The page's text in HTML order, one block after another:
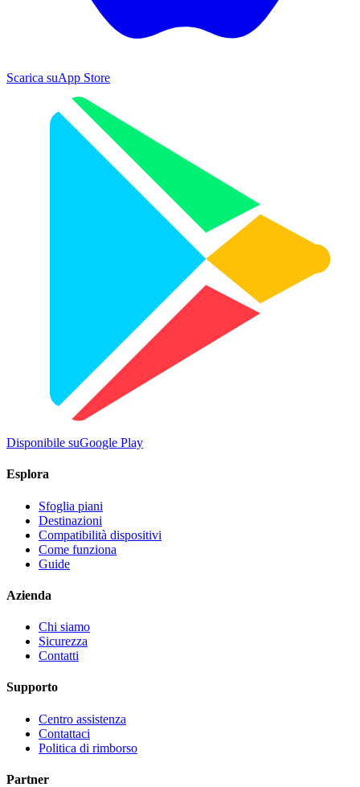
Scarica suApp Store
Disponibile suGoogle Play
Esplora
Sfoglia piani
Destinazioni
Compatibilità dispositivi
Come funziona
Guide
Azienda
Chi siamo
Sicurezza
Contatti
Supporto
Centro assistenza
Contattaci
Politica di rimborso
Partner